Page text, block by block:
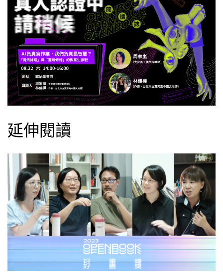
延伸閱讀